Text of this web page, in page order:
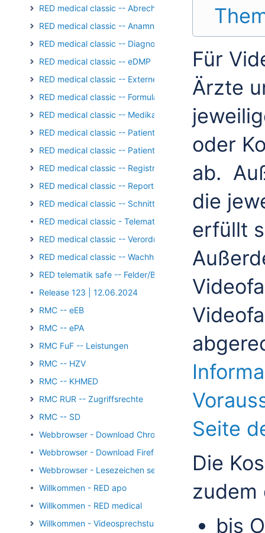
RED medical classic -- Abrechnung
RED medical classic -- Anamnese und Befundung
RED medical classic -- Diagnosen
RED medical classic -- eDMP
RED medical classic -- Externe Kommunikation
RED medical classic -- Formulare
RED medical classic -- Medikation
RED medical classic -- Patientengruppen
RED medical classic -- Patienten und Episoden
RED medical classic -- Registrierung/Login
RED medical classic -- Reports und Auswertungen
RED medical classic -- Schnittstellen
RED medical classic - Telematik - Kartenterminal - PIN-
RED medical classic -- Verordnungen
RED medical classic -- Wachhund
RED telematik safe -- Felder/Bilder
Release 123 | 12.06.2024
RMC -- eEB
RMC -- ePA
RMC FuF -- Leistungen
RMC -- HZV
RMC -- KHMED
RMC RUR -- Zugriffsrechte
RMC -- SD
Webbrowser - Download Chrome
Webbrowser - Download Firefox
Webbrowser - Lesezeichen setzen
Willkommen - RED apo
Willkommen - RED medical
Willkommen - Videosprechstunde
Für
Ärzte
oder
ab.
die
erfüllt
Seite
Die
zudem
bis